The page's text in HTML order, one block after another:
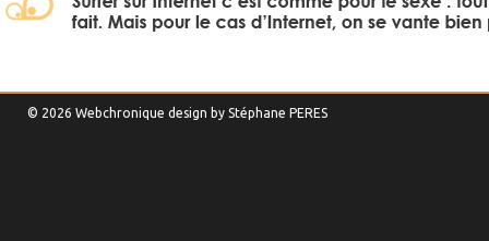
© 2026 Webchronique design by Stéphane PERES